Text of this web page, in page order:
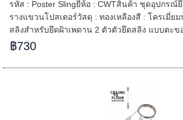
รหัส : Poster Slingยี่ห้อ : CWTสินค้า ชุดอุปกรณ์
รางแขวนโปสเตอร์วัสดุ : ทองเหลืองสี : โครเมี่ย
สลิงสำหรับยึดฝ้าเพดาน 2 ตัวตัวยึดสลิง แบบตะข
฿730